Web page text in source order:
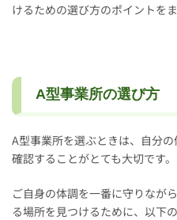
けるための選び方のポイントをま
A型事業所の選び方
A型事業所を選ぶときは、自分
確認することがとても大切です。
ご自身の体調を一番に守りなが
る場所を見つけるために、以下